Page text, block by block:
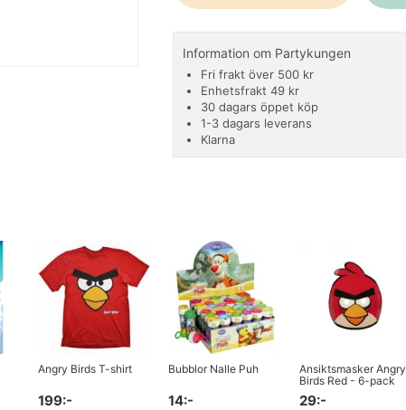
Information om Partykungen
Fri frakt över 500 kr
Enhetsfrakt 49 kr
30 dagars öppet köp
1-3 dagars leverans
Klarna
Angry Birds T-shirt
199:-
Bubblor Nalle Puh
14:-
Ansiktsmasker Angry
Birds Red - 6-pack
29:-